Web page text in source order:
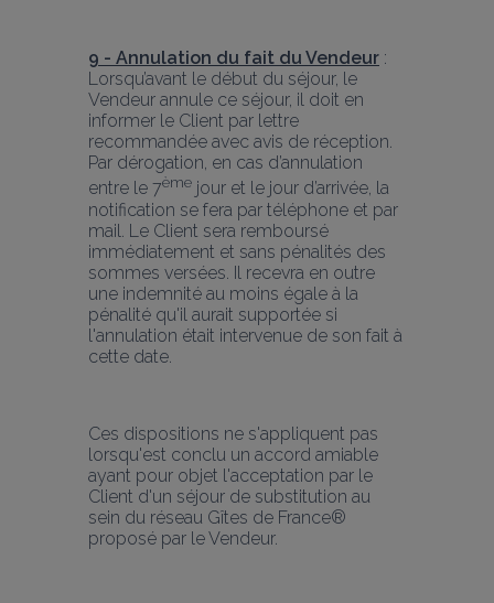
9 - Annulation du fait du Vendeur :
Lorsqu’avant le début du séjour, le
Vendeur annule ce séjour, il doit en
informer le Client par lettre
recommandée avec avis de réception.
Par dérogation, en cas d’annulation
entre le 7ème jour et le jour d’arrivée, la
notification se fera par téléphone et par
mail. Le Client sera remboursé
immédiatement et sans pénalités des
sommes versées. Il recevra en outre
une indemnité au moins égale à la
pénalité qu'il aurait supportée si
l'annulation était intervenue de son fait à
cette date.
Ces dispositions ne s'appliquent pas
lorsqu'est conclu un accord amiable
ayant pour objet l'acceptation par le
Client d'un séjour de substitution au
sein du réseau Gîtes de France®
proposé par le Vendeur.